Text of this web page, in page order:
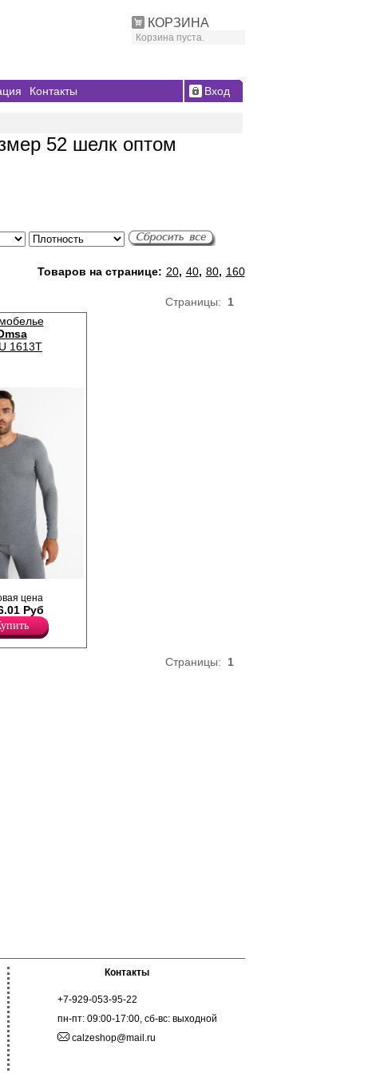
КОРЗИНА
Корзина пуста.
Контакты Вход
52 шелк оптом
Товаров на странице: 20, 40, 80, 160
Страницы: 1
1613T
с длинным
круглым
под
цена
Руб
Страницы: 1
Контакты
+7-929-053-95-22
пн-пт: 09:00-17:00, сб-вс: выходной
calzeshop@mail.ru